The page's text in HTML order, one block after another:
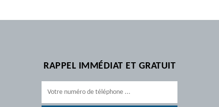
RAPPEL IMMÉDIAT ET GRATUIT